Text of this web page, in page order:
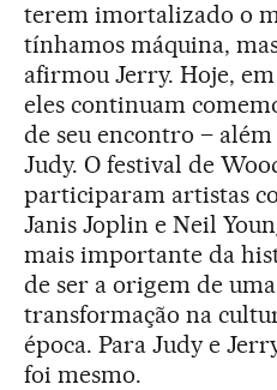
terem imortalizado o
tínhamos máquina,
afirmou Jerry. Hoje, em
eles continuam
de seu encontro –
Judy. O festival de
participaram artistas
Janis Joplin e Neil
mais importante da
de ser a origem de
transformação na
época. Para Judy e
foi mesmo.